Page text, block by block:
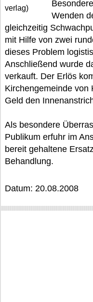
verlag)
Wenden
gleichzeitig
mit Hilfe von zwei
dieses Problem
Anschließend wurde
verkauft. Der Erlös
Kirchengemeinde von
Geld den
Als besondere
Publikum erfuhr im
bereit gehaltene
Behandlung.
Datum: 20.08.2008